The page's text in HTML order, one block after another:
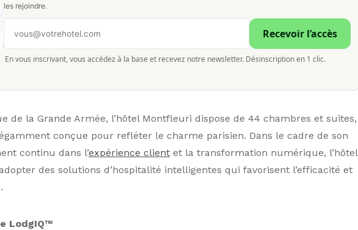
les rejoindre.
Recevoir l’accès
En vous inscrivant, vous accédez à la base et recevez notre newsletter. Désinscription en 1 clic.
de la Grande Armée, l’hôtel Montfleuri dispose de 44 chambres et suites,
conçue pour refléter le charme parisien. Dans le cadre de son
continu dans l’expérience client et la transformation numérique, l’hôtel
des solutions d’hospitalité intelligentes qui favorisent l’efficacité et
LodgIQ™